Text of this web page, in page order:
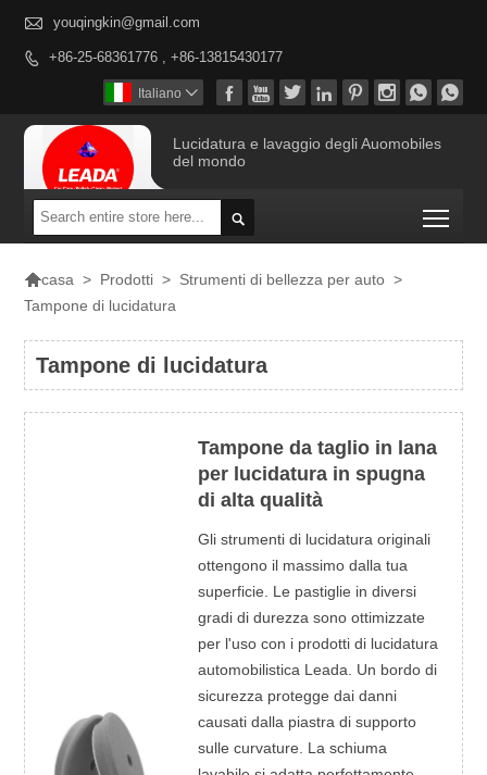
 youqingkin@gmail.com
 +86-25-68361776 , +86-13815430177
       
Italiano 
Lucidatura e lavaggio degli Auomobiles
del mondo

casa > Prodotti > Strumenti di bellezza per auto >
Tampone di lucidatura
Tampone di lucidatura
Tampone da taglio in lana
per lucidatura in spugna
di alta qualità
Gli strumenti di lucidatura originali
ottengono il massimo dalla tua
superficie. Le pastiglie in diversi
gradi di durezza sono ottimizzate
per l'uso con i prodotti di lucidatura
automobilistica Leada. Un bordo di
sicurezza protegge dai danni
causati dalla piastra di supporto
sulle curvature. La schiuma